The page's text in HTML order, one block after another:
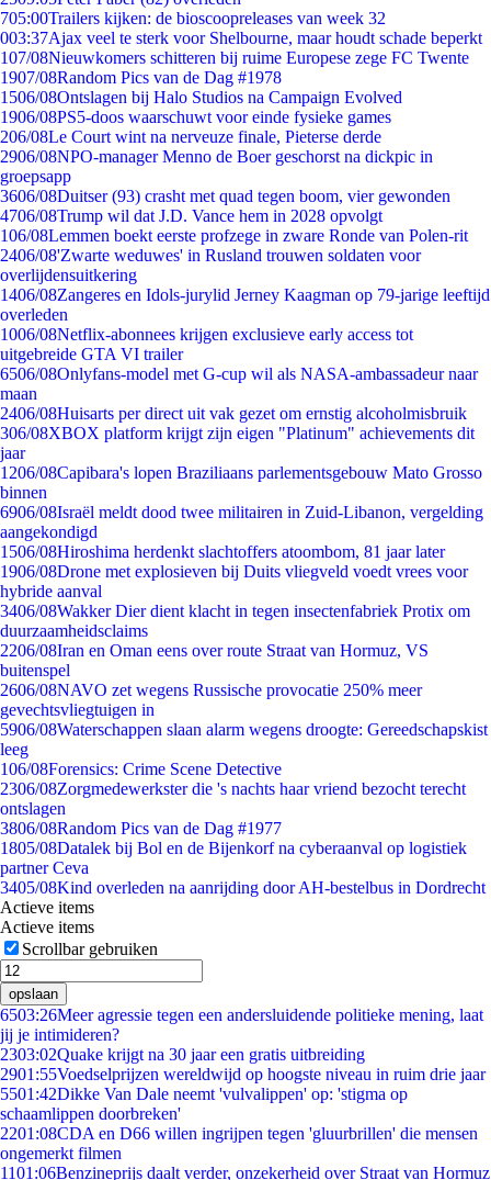
705:00Trailers kijken: de bioscoopreleases van week 32
003:37Ajax veel te sterk voor Shelbourne, maar houdt schade beperkt
107/08Nieuwkomers schitteren bij ruime Europese zege FC Twente
1907/08Random Pics van de Dag #1978
1506/08Ontslagen bij Halo Studios na Campaign Evolved
1906/08PS5-doos waarschuwt voor einde fysieke games
206/08Le Court wint na nerveuze finale, Pieterse derde
2906/08NPO-manager Menno de Boer geschorst na dickpic in
groepsapp
3606/08Duitser (93) crasht met quad tegen boom, vier gewonden
4706/08Trump wil dat J.D. Vance hem in 2028 opvolgt
106/08Lemmen boekt eerste profzege in zware Ronde van Polen-rit
2406/08'Zwarte weduwes' in Rusland trouwen soldaten voor
overlijdensuitkering
1406/08Zangeres en Idols-jurylid Jerney Kaagman op 79-jarige leeftijd
overleden
1006/08Netflix-abonnees krijgen exclusieve early access tot
uitgebreide GTA VI trailer
6506/08Onlyfans-model met G-cup wil als NASA-ambassadeur naar
maan
2406/08Huisarts per direct uit vak gezet om ernstig alcoholmisbruik
306/08XBOX platform krijgt zijn eigen "Platinum" achievements dit
jaar
1206/08Capibara's lopen Braziliaans parlementsgebouw Mato Grosso
binnen
6906/08Israël meldt dood twee militairen in Zuid-Libanon, vergelding
aangekondigd
1506/08Hiroshima herdenkt slachtoffers atoombom, 81 jaar later
1906/08Drone met explosieven bij Duits vliegveld voedt vrees voor
hybride aanval
3406/08Wakker Dier dient klacht in tegen insectenfabriek Protix om
duurzaamheidsclaims
2206/08Iran en Oman eens over route Straat van Hormuz, VS
buitenspel
2606/08NAVO zet wegens Russische provocatie 250% meer
gevechtsvliegtuigen in
5906/08Waterschappen slaan alarm wegens droogte: Gereedschapskist
leeg
106/08Forensics: Crime Scene Detective
2306/08Zorgmedewerkster die 's nachts haar vriend bezocht terecht
ontslagen
3806/08Random Pics van de Dag #1977
1805/08Datalek bij Bol en de Bijenkorf na cyberaanval op logistiek
partner Ceva
3405/08Kind overleden na aanrijding door AH-bestelbus in Dordrecht
Actieve items
Actieve items
Scrollbar gebruiken
opslaan
6503:26Meer agressie tegen een andersluidende politieke mening, laat
jij je intimideren?
2303:02Quake krijgt na 30 jaar een gratis uitbreiding
2901:55Voedselprijzen wereldwijd op hoogste niveau in ruim drie jaar
5501:42Dikke Van Dale neemt 'vulvalippen' op: 'stigma op
schaamlippen doorbreken'
2201:08CDA en D66 willen ingrijpen tegen 'gluurbrillen' die mensen
ongemerkt filmen
1101:06Benzineprijs daalt verder, onzekerheid over Straat van Hormuz